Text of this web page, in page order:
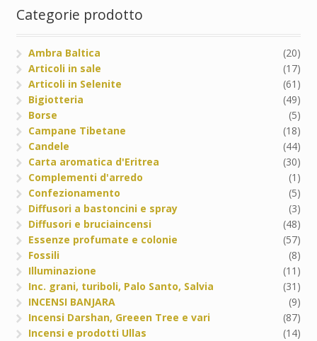
Categorie prodotto
Ambra Baltica
(20)
Articoli in sale
(17)
Articoli in Selenite
(61)
Bigiotteria
(49)
Borse
(5)
Campane Tibetane
(18)
Candele
(44)
Carta aromatica d'Eritrea
(30)
Complementi d'arredo
(1)
Confezionamento
(5)
Diffusori a bastoncini e spray
(3)
Diffusori e bruciaincensi
(48)
Essenze profumate e colonie
(57)
Fossili
(8)
Illuminazione
(11)
Inc. grani, turiboli, Palo Santo, Salvia
(31)
INCENSI BANJARA
(9)
Incensi Darshan, Greeen Tree e vari
(87)
Incensi e prodotti Ullas
(14)